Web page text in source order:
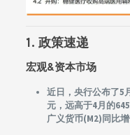
1. 政策速递
宏观&资本市场
近日，央行公布了5
元，远高于4月的
广义货币(M2)同比